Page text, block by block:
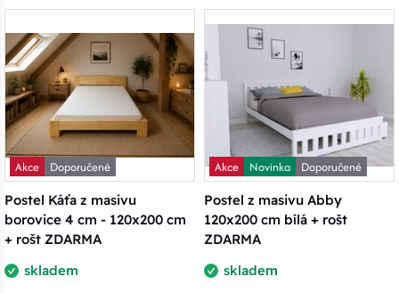
Akce
Doporučené
Postel Káťa z masivu
borovice 4 cm - 120x200 cm
+ rošt ZDARMA
skladem
Akce Novinka
Doporučené
Postel z masivu Abby
120x200 cm bílá + rošt
ZDARMA
skladem